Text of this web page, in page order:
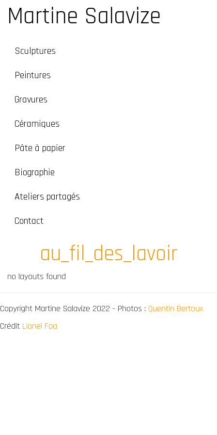
Martine Salavize
Sculptures
Peintures
Gravures
Céramiques
Pâte à papier
Biographie
Ateliers partagés
Contact
au_fil_des_lavoir
no layouts found
Copyright Martine Salavize 2022 - Photos : Quentin Bertoux
Crédit Lionel Foa